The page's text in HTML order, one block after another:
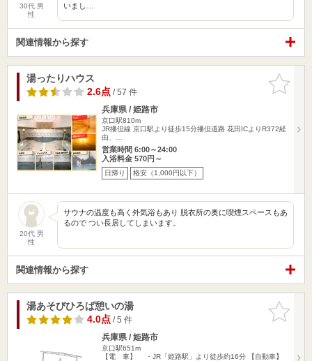
30代 男
性
いまし…
関連情報から探す
お気に入
りに追加
湯ったりハウス
2.6点/ 57 件
兵庫県 / 姫路市
京口駅810m
JR播但線 京口駅より徒歩15分播但道路 花田ICよりR372経
由、…
営業時間 6:00～24:00
入浴料金 570円～
日帰り 格安（1,000円以下）
20代 男
性
サウナの温度も高く外気浴もあり 脱衣所の奥に喫煙スペースもあ
るので つい長居してしまいます。
関連情報から探す
お気に入
りに追加
湯あそびひろば憩いの湯
4.0点/ 5 件
兵庫県 / 姫路市
京口駅651m
【電 車】 ・JR「姫路駅」より徒歩約16分 【自動車】